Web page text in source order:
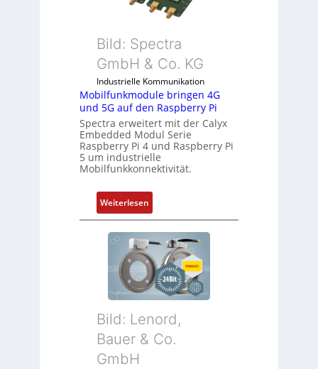
p
z
i
l
m
m
b
r
n
e
n
l
I
d
u
s
t
r
e
-
C
l
ä
s
s
t
s
c
h
Bild: Spectra
GmbH & Co. KG
Industrielle Kommunikation
Mobilfunkmodule bringen 4G
und 5G auf den Raspberry Pi
Spectra erweitert mit der Calyx
Embedded Modul Serie
Raspberry Pi 4 und Raspberry Pi
5 um industrielle
Mobilfunkkonnektivität.
Weiterlesen:
M
o
b
i
f
n
Bild: Lenord,
Bauer & Co.
GmbH